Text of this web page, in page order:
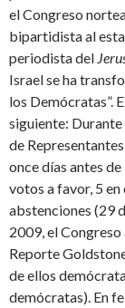
el Congreso
bipartidista al
periodista del
Israel se ha
los Demócratas”.
siguiente:
de
once días antes
votos a favor, 5
abstenciones (29
2009, el
Reporte
de ellos
demócratas). En